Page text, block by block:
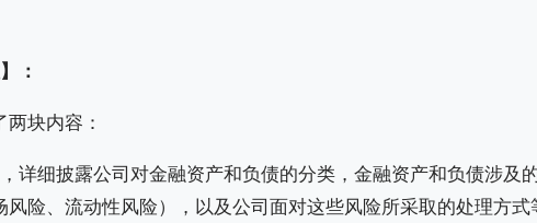
：
块内容：
，详细披露公司对金融资产和负债的分类，金融资产和负债涉及
险、流动性风险），以及公司面对这些风险所采取的处理方式